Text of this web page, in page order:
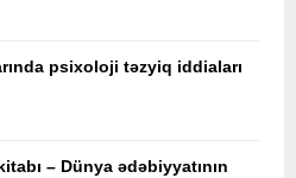
psixoloji təzyiq iddiaları
– Dünya ədəbiyyatının